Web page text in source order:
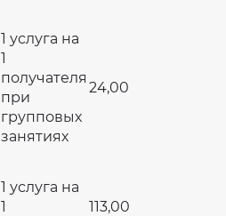
1 услуга на
1
получателя
при
групповых
занятиях
24,00
1 услуга на
1
113,00